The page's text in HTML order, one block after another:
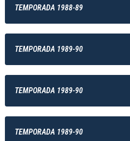
TEMPORADA 1988-89
TEMPORADA 1989-90
TEMPORADA 1989-90
TEMPORADA 1989-90